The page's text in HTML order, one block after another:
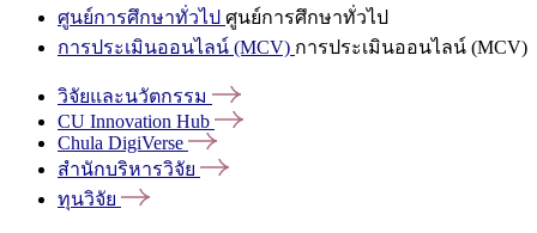
ศูนย์การศึกษาทั่วไป ศูนย์การศึกษาทั่วไป
การประเมินออนไลน์ (MCV) การประเมินออนไลน์ (MCV)
วิจัยและนวัตกรรม
CU Innovation Hub
Chula DigiVerse
สำนักบริหารวิจัย
ทุนวิจัย